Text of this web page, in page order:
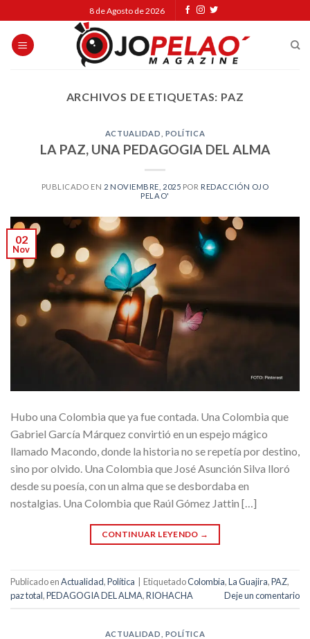
to
content
8 de Agosto de 2026
ARCHIVOS DE ETIQUETAS: PAZ
ACTUALIDAD POLÍTICA
LA PAZ, UNA PEDAGOGIA DEL ALMA
PUBLICADO EN 2 NOVIEMBRE, 2025 POR REDACCIÓN OJO
PELAO'
02
Nov
Hubo una Colombia que ya fue contada. Una Colombia que
Gabriel García Márquez convirtió en un espejo mágico
llamado Macondo, donde la historia no se repetía por destino,
sino por olvido. Una Colombia que José Asunción Silva lloró
desde su poesía, con un alma que se desbordaba en
nostalgias. Una Colombia que Raúl Gómez Jattin […]
CONTINUAR LEYENDO →
Publicado enActualidad,Política EtiquetadoColombia,La Guajira,PAZ,
paz total,PEDAGOGIA DEL ALMA,RIOHACHA Deje un comentario
ACTUALIDAD POLÍTICA